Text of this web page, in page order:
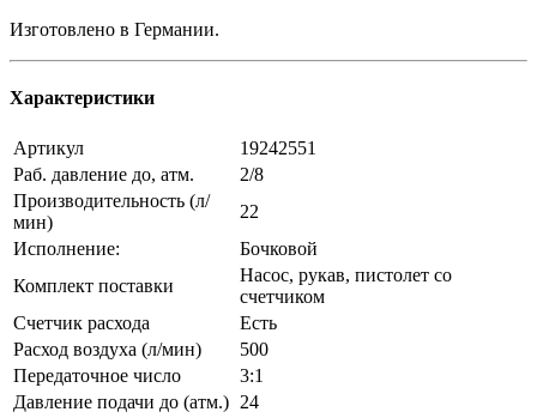
Изготовлено в Германии.
Характеристики
Артикул
19242551
Раб. давление до, атм.
2/8
Производительность (л/
мин)
22
Исполнение:
Бочковой
Комплект поставки
Насос, рукав, пистолет со
счетчиком
Счетчик расхода
Есть
Расход воздуха (л/мин)
500
Передаточное число
3:1
Давление подачи до (атм.) 24